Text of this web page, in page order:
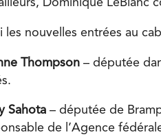
Dominique LeBlanc
les nouvelles entrées au
Thompson – députée
Sahota – députée de
de l’Agence